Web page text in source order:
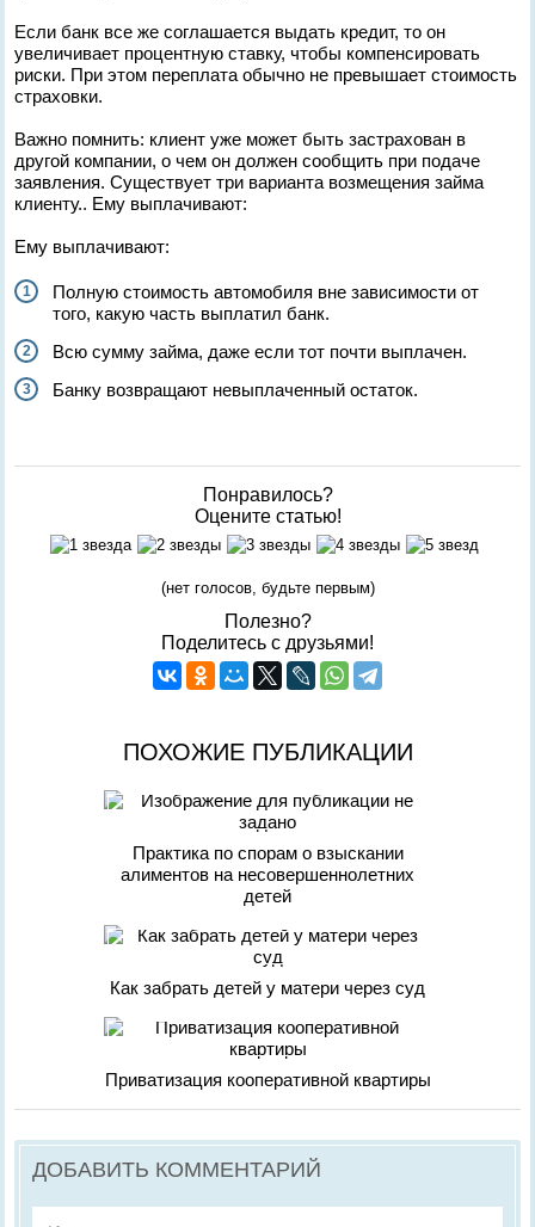
Если банк все же соглашается выдать кредит, то он
увеличивает процентную ставку, чтобы компенсировать
риски. При этом переплата обычно не превышает стоимость
страховки.
Важно помнить: клиент уже может быть застрахован в
другой компании, о чем он должен сообщить при подаче
заявления. Существует три варианта возмещения займа
клиенту.. Ему выплачивают:
Ему выплачивают:
Полную стоимость автомобиля вне зависимости от
того, какую часть выплатил банк.
Всю сумму займа, даже если тот почти выплачен.
Банку возвращают невыплаченный остаток.
Понравилось?
Оцените статью!
(нет голосов, будьте первым)
Полезно?
Поделитесь с друзьями!
ПОХОЖИЕ ПУБЛИКАЦИИ
Практика по спорам о взыскании
алиментов на несовершеннолетних
детей
Как забрать детей у матери через суд
Приватизация кооперативной квартиры
ДОБАВИТЬ КОММЕНТАРИЙ